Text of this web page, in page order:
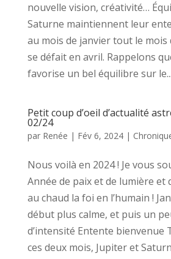
nouvelle vision, créativité…
Saturne maintiennent leur
au mois de janvier tout le mois
se défait en avril. Rappelons
favorise un bel équilibre sur le...
Petit coup d’oeil d’actualité
02/24
par Renée | Fév 6, 2024|
Nous voilà en 2024 ! Je vous
Année de paix et de lumière et
au chaud la foi en l’humain !
début plus calme, et puis un
d’intensité Entente bienvenue
ces deux mois, Jupiter et